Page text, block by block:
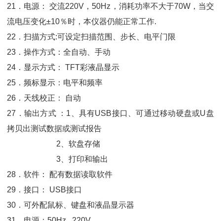
21．电源： 交流220V，50Hz，消耗功率不大于70W，当交
流电压变化±10％时，本仪器仍能正常工作.
22．扫描方式:可设定扫描范围、步长、电平门限
23．操作方式：全自动、手动
24．显示方式： TFT彩液晶显示
25．频标显示：电平和频率
26．天线校正： 自动
27．输出方式 ：1、具有USB接口、可通过移动硬盘或U盘
拷贝出测试数据或测试报告
2、软盘存储
3、打印和输出
28．软件： 配有数据读取软件
29．接口： USB接口
30．可外配鼠标、键盘和液晶显示器